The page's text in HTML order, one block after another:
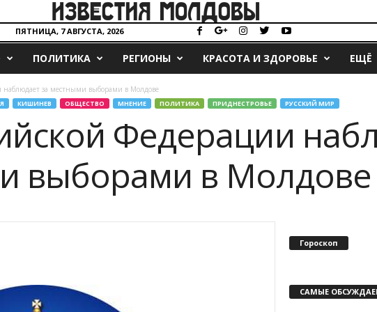
ПЯТНИЦА, 7 АВГУСТА, 2026
ПОЛИТИКА РЕГИОНЫ КРАСОТА И ЗДОРОВЬЕ ЕЩЁ
наблюдает за местными выборами в Молдове
КИШИНЕВ ОБЩЕСТВО МНЕНИЕ ПОЛИТИКА ПРИДНЕСТРОВЬЕ РУССКИЙ МИР
Федерации
выборами в Молдове
Гороскоп
САМЫЕ